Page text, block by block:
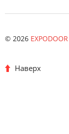
© 2026 EXPODOOR
Наверх